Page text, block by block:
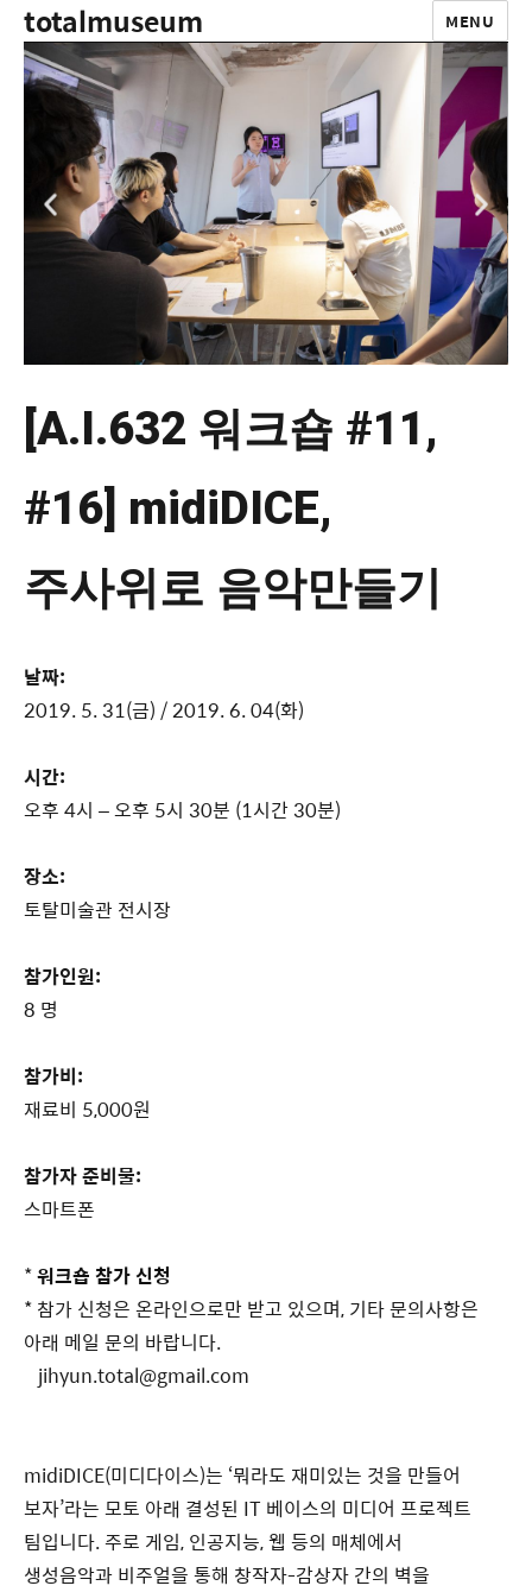
totalmuseum MENU
[A.I.632 워크숍 #11,
#16] midiDICE,
주사위로 음악만들기
날짜:
2019. 5. 31(금) / 2019. 6. 04(화)
시간:
오후 4시 – 오후 5시 30분 (1시간 30분)
장소:
토탈미술관 전시장
참가인원:
8 명
참가비:
재료비 5,000원
참가자 준비물:
스마트폰
*워크숍 참가 신청
* 참가 신청은 온라인으로만 받고 있으며, 기타 문의사항은
아래 메일 문의 바랍니다.
jihyun.total@gmail.com
midiDICE(미디다이스)는 ‘뭐라도 재미있는 것을 만들어
보자’라는 모토 아래 결성된 IT 베이스의 미디어 프로젝트
팀입니다. 주로 게임, 인공지능, 웹 등의 매체에서
생성음악과 비주얼을 통해 창작자-감상자 간의 벽을